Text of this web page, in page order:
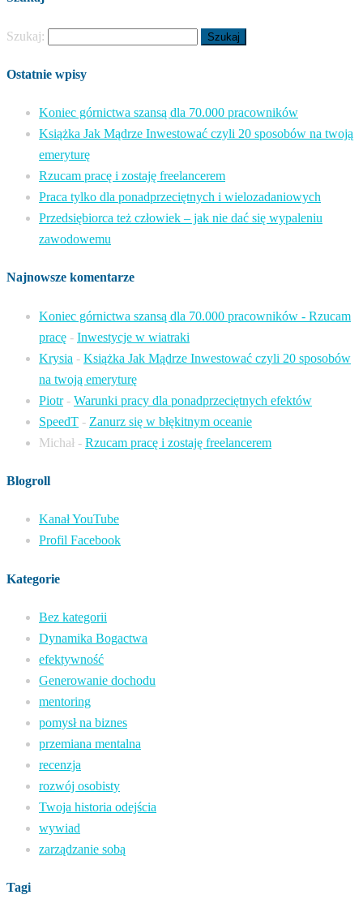
Szukaj:
Ostatnie wpisy
Koniec górnictwa szansą dla 70.000 pracowników
Książka Jak Mądrze Inwestować czyli 20 sposobów na twoją
emeryturę
Rzucam pracę i zostaję freelancerem
Praca tylko dla ponadprzeciętnych i wielozadaniowych
Przedsiębiorca też człowiek – jak nie dać się wypaleniu
zawodowemu
Najnowsze komentarze
Koniec górnictwa szansą dla 70.000 pracowników - Rzucam
pracę - Inwestycje w wiatraki
Krysia - Książka Jak Mądrze Inwestować czyli 20 sposobów
na twoją emeryturę
Piotr- Warunki pracy dla ponadprzeciętnych efektów
SpeedT - Zanurz się w błękitnym oceanie
Michał - Rzucam pracę i zostaję freelancerem
Blogroll
Kanał YouTube
Profil Facebook
Kategorie
Bez kategorii
Dynamika Bogactwa
efektywność
Generowanie dochodu
mentoring
pomysł na biznes
przemiana mentalna
recenzja
rozwój osobisty
Twoja historia odejścia
wywiad
zarządzanie sobą
Tagi